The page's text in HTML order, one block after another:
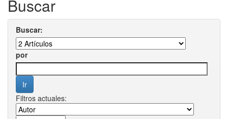
Buscar
Buscar:
por
Filtros actuales: